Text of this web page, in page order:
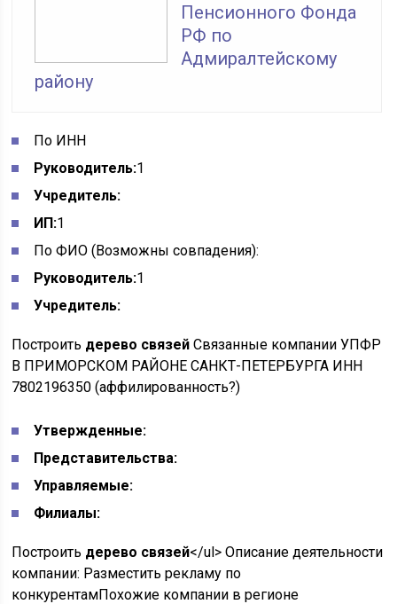
Пенсионного Фонда
РФ по
Адмиралтейскому
району
По ИНН
Руководитель:1
Учредитель:
ИП:1
По ФИО(Возможны совпадения):
Руководитель:1
Учредитель:
Построить дерево связей Связанные компании УПФР
В ПРИМОРСКОМ РАЙОНЕ САНКТ-ПЕТЕРБУРГА ИНН
7802196350 (аффилированность?)
Утвержденные:
Представительства:
Управляемые:
Филиалы:
Построить дерево связей</ul> Описание деятельности
компании: Разместить рекламу по
конкурентамПохожие компании в регионе